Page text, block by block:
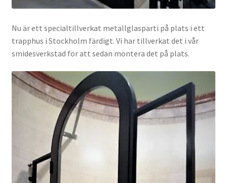
Nu är ett specialtillverkat metallglasparti på plats i ett
trapphus i Stockholm färdigt. Vi har tillverkat det i vår
smidesverkstad för att sedan montera det på plats.